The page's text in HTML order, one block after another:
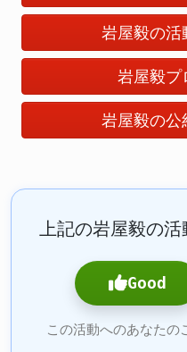
岩屋毅の活
岩屋毅プ
岩屋毅の公
上記の岩屋毅の活
Good
この活動へのあなたの